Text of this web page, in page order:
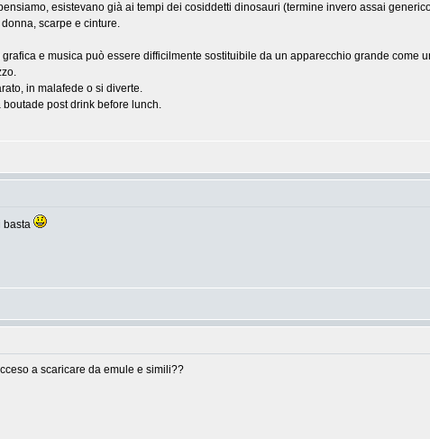
esistevano già ai tempi dei cosiddetti dinosauri (termine invero assai
scarpe e cinture.
e musica può essere difficilmente sostituibile da un apparecchio grande come
in malafede o si diverte.
boutade post drink before lunch.
basta
a scaricare da emule e simili??